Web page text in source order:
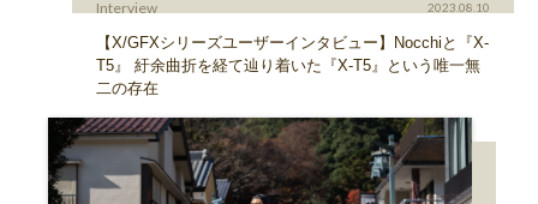
Interview 2023.08.10
【X/GFXシリーズユーザーインタビュー】Nocchiと『X-
T5』 紆余曲折を経て辿り着いた『X-T5』という唯一無
二の存在